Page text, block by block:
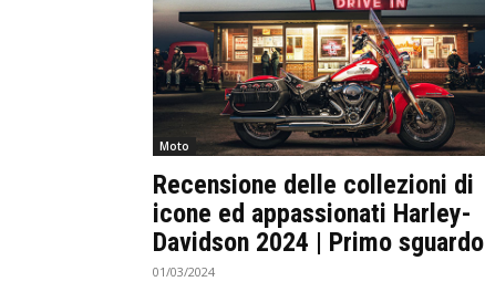
Moto
Recensione delle collezioni di
icone ed appassionati Harley-
Davidson 2024 | Primo sguardo
01/03/2024